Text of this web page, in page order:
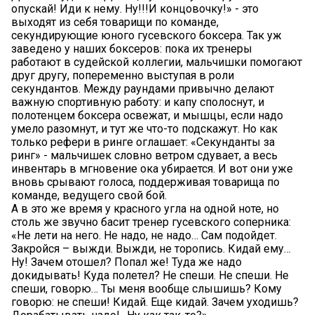
опускай! Иди к нему. Ну!!!И концовочку!» - это
выходят из себя товарищи по команде,
секундирующие юного гусевского боксера. Так уж
заведено у наших боксеров: пока их тренеры
работают в судейской коллегии, мальчишки помогают
друг другу, попеременно выступая в роли
секундантов. Между раундами привычно делают
важную спортивную работу: и капу сполоснут, и
полотенцем боксера освежат, и мышцы, если надо
умело разомнут, и тут же что-то подскажут. Но как
только рефери в ринге оглашает: «Секунданты за
ринг» - мальчишек словно ветром сдувает, а весь
инвентарь в мгновение ока убирается. И вот они уже
вновь срывают голоса, поддерживая товарища по
команде, ведущего свой бой.
А в это же время у красного угла на одной ноте, но
столь же звучно басит тренер гусевского соперника:
«Не лети на него. Не надо, не надо… Сам подойдет.
Закройся – выжди. Выжди, не торопись. Кидай ему…
Ну! Зачем отошел? Попал же! Туда же надо
докидывать! Куда полетел? Не спеши. Не спеши. Не
спеши, говорю… Ты меня вообще слышишь? Кому
говорю: не спеши! Кидай. Еще кидай. Зачем уходишь?